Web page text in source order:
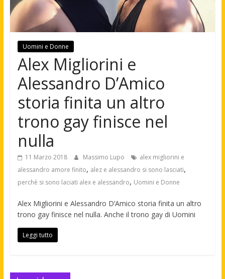
Uomini e Donne
Alex Migliorini e
Alessandro D’Amico
storia finita un altro
trono gay finisce nel
nulla
11 Marzo 2018 Massimo Lupo
alex migliorini e
alessandro amore finito, alez e alessandro si sono lasciati,
perchè si sono laciati alex e alessandro, Uomini e Donne
Alex Migliorini e Alessandro D’Amico storia finita un altro
trono gay finisce nel nulla. Anche il trono gay di Uomini
Leggi tutto